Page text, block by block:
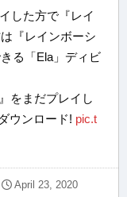
した方で『レイ
『レインボーシ
る「Ela」ディビ
』をまだプレイし
ウンロード! pic.t
April 23, 2020